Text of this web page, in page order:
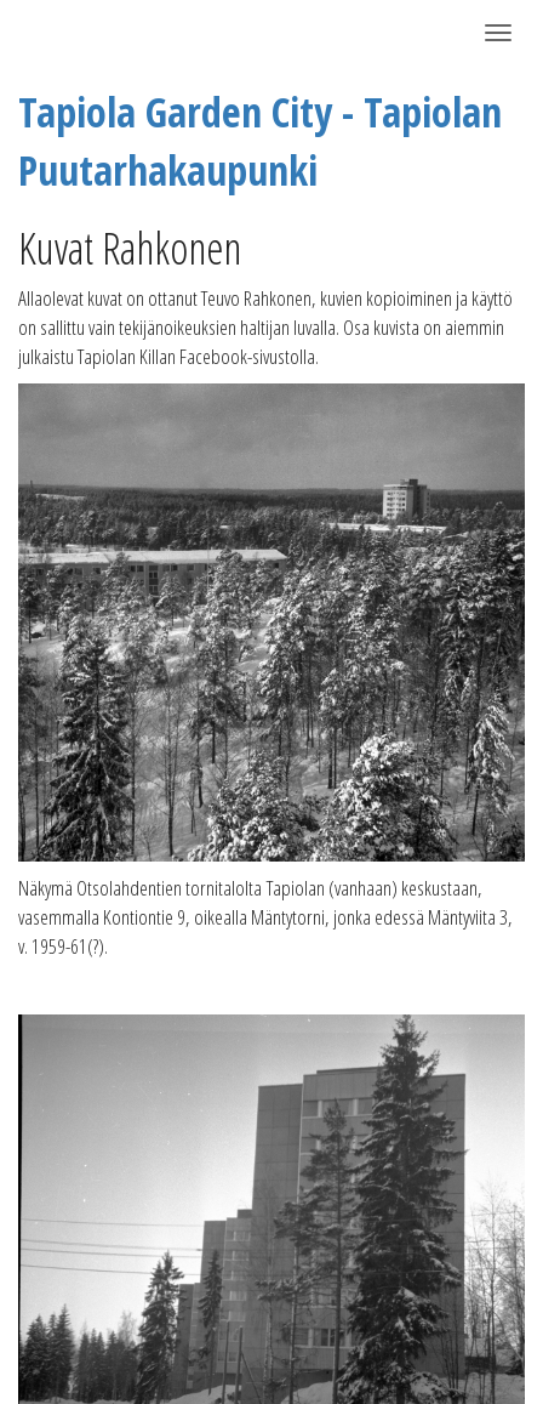
Tapiola Garden City - Tapiolan
Puutarhakaupunki
Kuvat Rahkonen
Allaolevat kuvat on ottanut Teuvo Rahkonen, kuvien kopioiminen ja käyttö
on sallittu vain tekijänoikeuksien haltijan luvalla. Osa kuvista on aiemmin
julkaistu Tapiolan Killan Facebook-sivustolla.
Näkymä Otsolahdentien tornitalolta Tapiolan (vanhaan) keskustaan,
vasemmalla Kontiontie 9, oikealla Mäntytorni, jonka edessä Mäntyviita 3,
v. 1959-61(?).